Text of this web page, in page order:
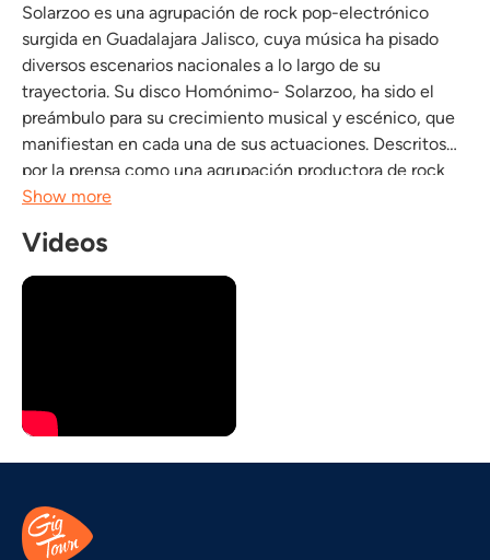
Solarzoo es una agrupación de rock pop-electrónico
surgida en Guadalajara Jalisco, cuya música ha pisado
diversos escenarios nacionales a lo largo de su
trayectoria. Su disco Homónimo- Solarzoo, ha sido el
preámbulo para su crecimiento musical y escénico, que
manifiestan en cada una de sus actuaciones. Descritos
por la prensa como una agrupación productora de rock
en esencia con elementos de pop-electrónico donde
algunas...
Show more
Videos